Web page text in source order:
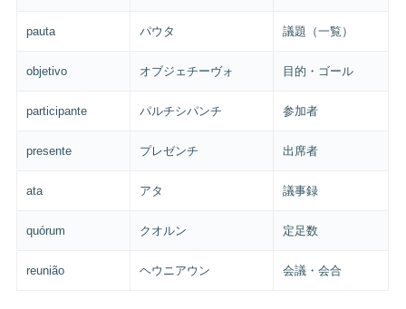
pauta パウタ 議題（一覧）
objetivo オブジェチーヴォ 目的・ゴール
participante パルチシパンチ 参加者
presente プレゼンチ 出席者
ata アタ 議事録
quórum クオルン 定足数
reunião ヘウニアウン 会議・会合